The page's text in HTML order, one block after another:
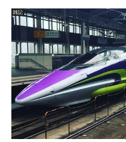
雑記